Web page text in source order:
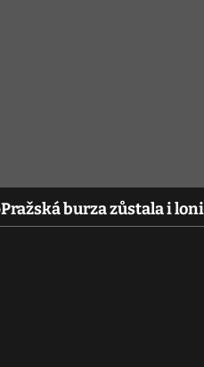
Pražská burza zůstala i